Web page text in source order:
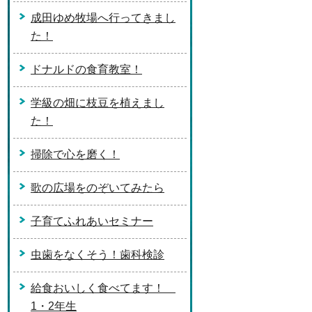
成田ゆめ牧場へ行ってきまし
た！
ドナルドの食育教室！
学級の畑に枝豆を植えまし
た！
掃除で心を磨く！
歌の広場をのぞいてみたら
子育てふれあいセミナー
虫歯をなくそう！歯科検診
給食おいしく食べてます！
1・2年生